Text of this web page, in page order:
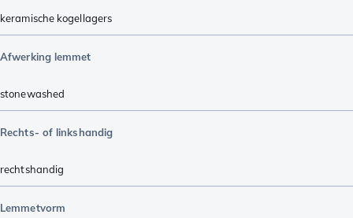
keramische kogellagers
Afwerking lemmet
stonewashed
Rechts- of linkshandig
rechtshandig
Lemmetvorm